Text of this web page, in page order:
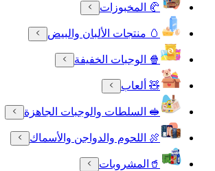
🥐 المخبوزات
🥚 منتجات الألبان والبيض
🍿 الوجبات الخفيفة
🧸 ألعاب
🥪 السلطات والوجبات الجاهزة
🍖 اللحوم والدواجن والأسماك
🥤المشروبات